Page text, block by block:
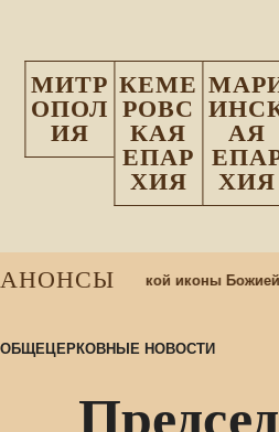
МИТР
ОПОЛ
ИЯ
КЕМЕ
РОВС
КАЯ
ЕПАР
ХИЯ
АЯ
ХИЯ
АНОНСЫ
При храме Казанской иконы
ОБЩЕЦЕРКОВНЫЕ НОВОСТИ